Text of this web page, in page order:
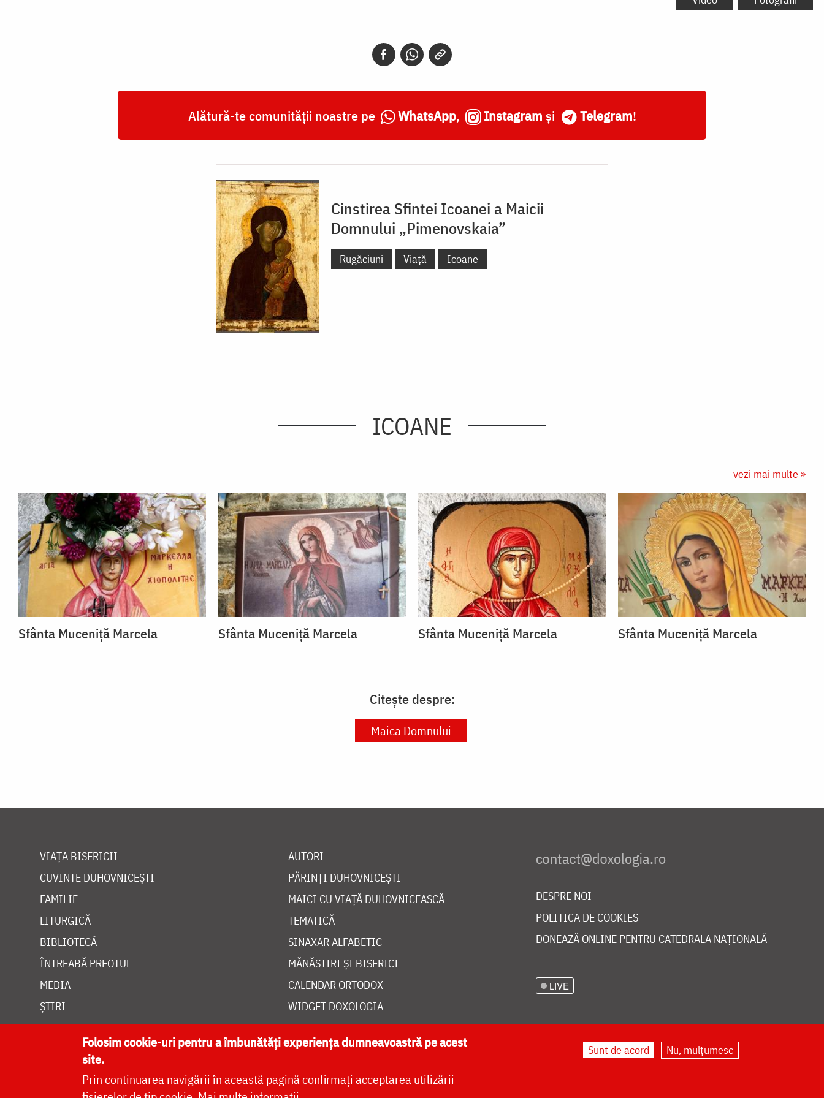
Alătură-te comunității noastre pe WhatsApp, Instagram și Telegram!
Cinstirea Sfintei Icoanei a Maicii
Domnului „Pimenovskaia”
Rugăciuni Viață Icoane
ICOANE
vezi mai multe »
Sfânta Muceniță Marcela Sfânta Muceniță Marcela Sfânta Muceniță Marcela Sfânta Muceniță Marcela
Citește despre:
Maica Domnului
VIAȚA BISERICII
CUVINTE DUHOVNICEȘTI
FAMILIE
LITURGICĂ
BIBLIOTECĂ
ÎNTREABĂ PREOTUL
MEDIA
ȘTIRI
HRAMUL SFINTEI CUVIOASE PARASCHEVA
AUTORI
PĂRINȚI DUHOVNICEȘTI
MAICI CU VIAȚĂ DUHOVNICEASCĂ
TEMATICĂ
SINAXAR ALFABETIC
MĂNĂSTIRI ȘI BISERICI
CALENDAR ORTODOX
WIDGET DOXOLOGIA
RADIO DOXOLOGIA
DESPRE NOI
POLITICA DE COOKIES
DONEAZĂ ONLINE PENTRU CATEDRALA NAȚIONALĂ
LIVE
Folosim cookie-uri pentru a îmbunătăți experiența dumneavoastră pe acest
site.
Prin continuarea navigării în această pagină confirmați acceptarea utilizării
Sunt de acord Nu, mulțumesc